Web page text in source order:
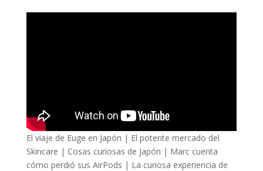
El viaje de Euge en Japón | El potente mercado del
Skincare | Cosas curiosas de Japón | Marc cuenta
cómo perdió sus AirPods | La curiosa experiencia de